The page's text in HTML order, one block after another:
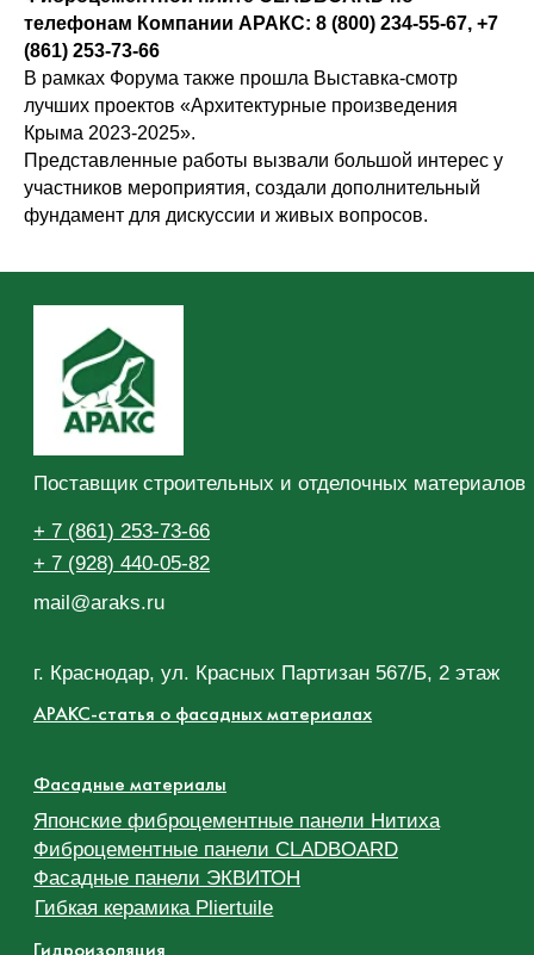
телефонам Компании АРАКС: 8 (800) 234-55-67, +7
(861) 253-73-66
В рамках Форума также прошла Выставка-смотр
лучших проектов «Архитектурные произведения
Крыма 2023-2025».
Представленные работы вызвали большой интерес у
участников мероприятия, создали дополнительный
фундамент для дискуссии и живых вопросов.